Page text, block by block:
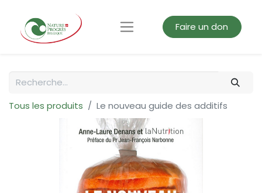
Faire un don
Tous les produits Le nouveau guide des additifs